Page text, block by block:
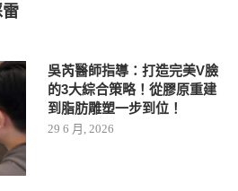
吳芮醫師指導：打造完美V臉
的3大綜合策略！從膠原重建
到脂肪雕塑一步到位！
29 6 月, 2026